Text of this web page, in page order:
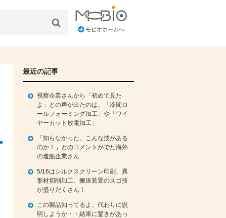
モビオホームへ
最近の記事
視察企業さんから「初めて見た
よ」との声が出たのは、「冷間ロ
ールフォーミング加工」や「ワイ
ヤーカット放電加工」
「知らなかった、こんな技がある
のか！」とのコメントがでた海外
の造船企業さん
5/16はシルクスクリーン印刷、異
形材切削加工、搬送装置のスゴ技
が盛りだくさん！
この製品知ってるよ、代わりに説
明しようか・・結果に驚きがあっ